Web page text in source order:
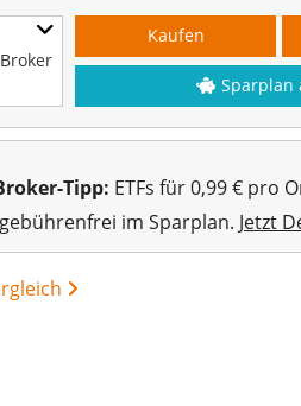
Kaufen
Sparplan
Tipp: ETFs für 0,99 € pro
im Sparplan. Jetzt